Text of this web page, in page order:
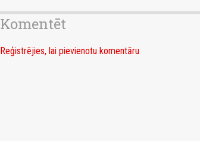
Komentēt
Reģistrējies, lai pievienotu komentāru